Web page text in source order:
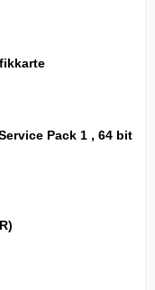
Pack 1 , 64 bit